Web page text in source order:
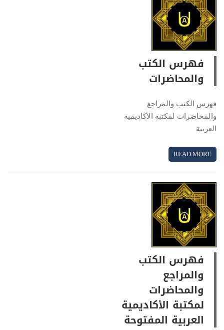
فهرس الكتب
والمحاضرات
فهرس الكتب والمراجع
والمحاضرات لمكتبة الأكاديمية
العربية
READ MORE
فهرس الكتب
والمراجع
والمحاضرات
لمكتبة الأكاديمية
العربية المفتوحة